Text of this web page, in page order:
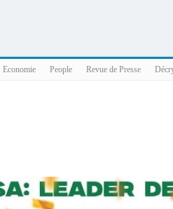
Economie People Revue de Presse